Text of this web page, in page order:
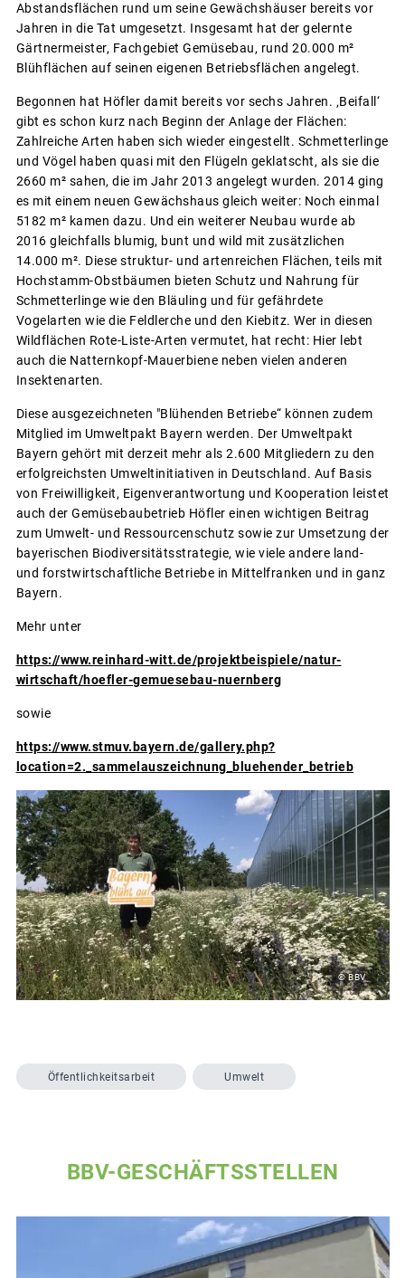
Abstandsflächen rund um seine Gewächshäuser bereits vor
Jahren in die Tat umgesetzt. Insgesamt hat der gelernte
Gärtnermeister, Fachgebiet Gemüsebau, rund 20.000 m²
Blühflächen auf seinen eigenen Betriebsflächen angelegt.
Begonnen hat Höfler damit bereits vor sechs Jahren. ‚Beifall‘
gibt es schon kurz nach Beginn der Anlage der Flächen:
Zahlreiche Arten haben sich wieder eingestellt. Schmetterlinge
und Vögel haben quasi mit den Flügeln geklatscht, als sie die
2660 m² sahen, die im Jahr 2013 angelegt wurden. 2014 ging
es mit einem neuen Gewächshaus gleich weiter: Noch einmal
5182 m² kamen dazu. Und ein weiterer Neubau wurde ab
2016 gleichfalls blumig, bunt und wild mit zusätzlichen
14.000 m². Diese struktur- und artenreichen Flächen, teils mit
Hochstamm-Obstbäumen bieten Schutz und Nahrung für
Schmetterlinge wie den Bläuling und für gefährdete
Vogelarten wie die Feldlerche und den Kiebitz. Wer in diesen
Wildflächen Rote-Liste-Arten vermutet, hat recht: Hier lebt
auch die Natternkopf-Mauerbiene neben vielen anderen
Insektenarten.
Diese ausgezeichneten "Blühenden Betriebe“ können zudem
Mitglied im Umweltpakt Bayern werden. Der Umweltpakt
Bayern gehört mit derzeit mehr als 2.600 Mitgliedern zu den
erfolgreichsten Umweltinitiativen in Deutschland. Auf Basis
von Freiwilligkeit, Eigenverantwortung und Kooperation leistet
auch der Gemüsebaubetrieb Höfler einen wichtigen Beitrag
zum Umwelt- und Ressourcenschutz sowie zur Umsetzung der
bayerischen Biodiversitätsstrategie, wie viele andere land-
und forstwirtschaftliche Betriebe in Mittelfranken und in ganz
Bayern.
Mehr unter
https://www.reinhard-witt.de/projektbeispiele/natur-
wirtschaft/hoefler-gemuesebau-nuernberg
sowie
https://www.stmuv.bayern.de/gallery.php?
location=2._sammelauszeichnung_bluehender_betrieb
© BBV
Öffentlichkeitsarbeit Umwelt
BBV-GESCHÄFTSSTELLEN